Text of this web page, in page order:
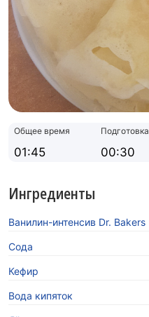
Общее время
01:45
Подготовка
00:30
Ингредиенты
Ванилин-интенсив Dr. Bakers
Сода
Кефир
Вода кипяток